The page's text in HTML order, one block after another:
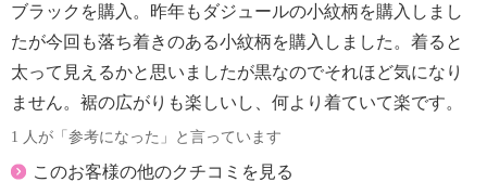
ブラックを購入。昨年もダジュールの小紋柄を購入しまし
たが今回も落ち着きのある小紋柄を購入しました。着ると
太って見えるかと思いましたが黒なのでそれほど気になり
ません。裾の広がりも楽しいし、何より着ていて楽です。
1 人が「参考になった」と言っています
このお客様の他のクチコミを見る